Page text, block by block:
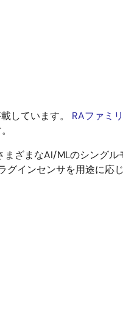
しています。 RAファミ
ざまなAI/MLのシング
インセンサを用途に応